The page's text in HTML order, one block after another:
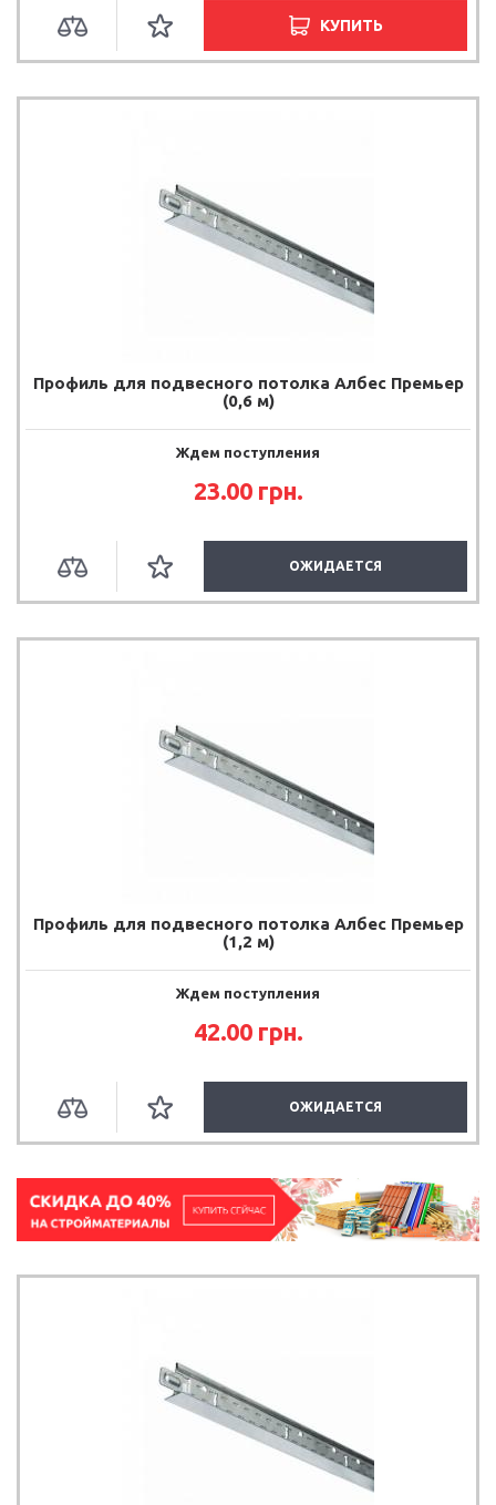
КУПИТЬ
Профиль для подвесного потолка Албес Премьер
(0,6 м)
Ждем поступления
23.00 грн.
ОЖИДАЕТСЯ
Профиль для подвесного потолка Албес Премьер
(1,2 м)
Ждем поступления
42.00 грн.
ОЖИДАЕТСЯ